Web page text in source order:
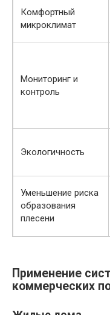
Комфортный
микроклимат
Мониторинг и
контроль
Экологичность
Уменьшение риска
образования
плесени
Применение
коммерческих